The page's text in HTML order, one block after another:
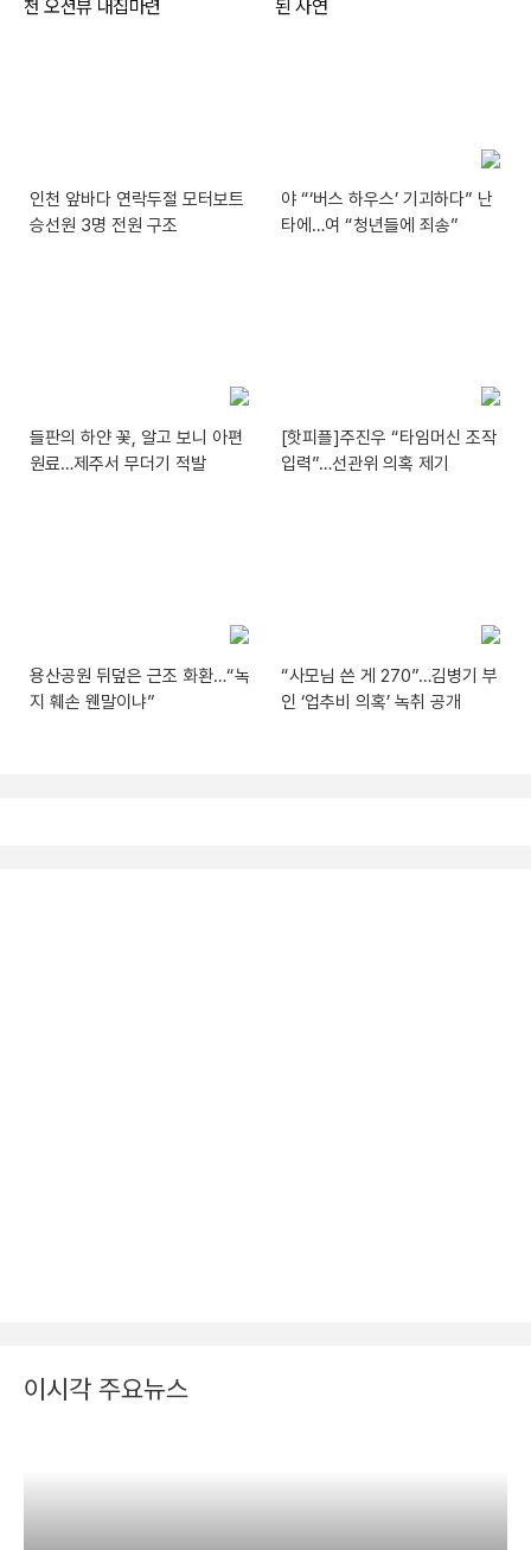
인천 앞바다 연락두절 모터보트
승선원 3명 전원 구조
야 “‘버스 하우스’ 기괴하다” 난
타에…여 “청년들에 죄송”
들판의 하얀 꽃, 알고 보니 아편
원료…제주서 무더기 적발
[핫피플]주진우 “타임머신 조작
입력”…선관위 의혹 제기
용산공원 뒤덮은 근조 화환…“녹
지 훼손 웬말이냐”
“사모님 쓴 게 270”…김병기 부
인 ‘업추비 의혹’ 녹취 공개
이시각 주요뉴스